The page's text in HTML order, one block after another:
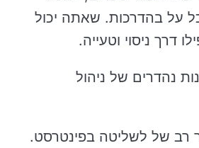
על בהדרכות. שאתה יכול
דרך ניסוי וטעייה.
נהדרים של ניהול
רב של לשליטה בפינטרסט.